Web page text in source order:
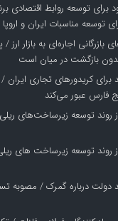
برای توسعه روابط اقتصادی
توسعه مناسبات ایران و اروپا
بازگشت در میان است
برای کریدورهای تجاری
فارس عبور می‌کند
روند توسعه زیرساخت‌های
روند توسعه زیرساخت های
درباره گمرک / مصوبه